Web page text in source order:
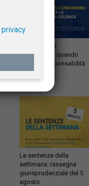
Infiltrazioni in
condominio: quando
scatta la responsabilità
solidale
Le sentenze della
settimana: rassegna
giurisprudenziale del 5
agosto
privacy